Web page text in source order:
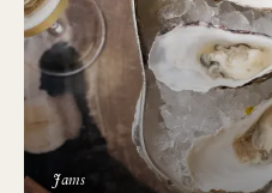
Jams